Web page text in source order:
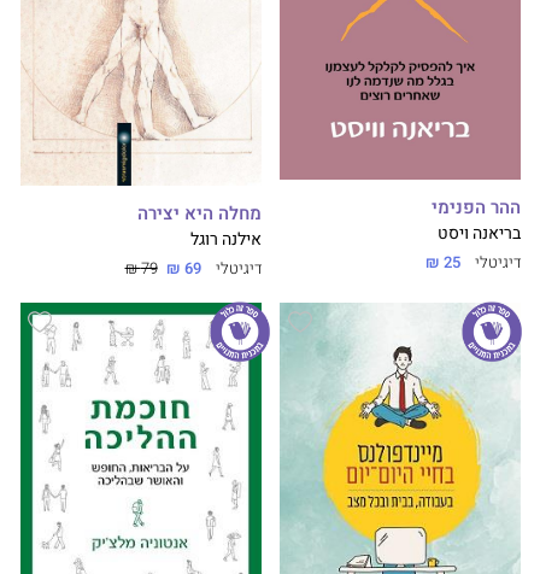
ההר הפנימי
בריאנה ויסט
דיגיטלי 25 ₪
מחלה היא יצירה
אילנה רוגל
דיגיטלי 69 ₪
79 ₪